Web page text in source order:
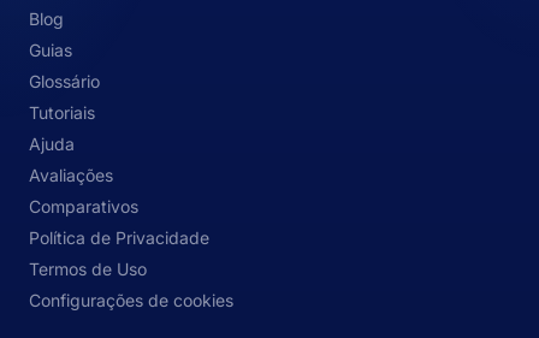
Blog
Guias
Glossário
Tutoriais
Ajuda
Avaliações
Comparativos
Política de Privacidade
Termos de Uso
Configurações de cookies